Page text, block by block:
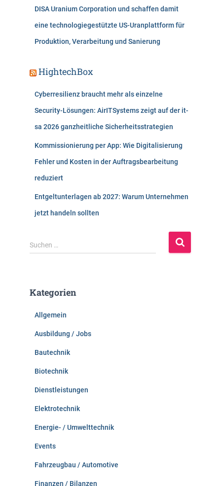
DISA Uranium Corporation und schaffen damit
eine technologiegestützte US-Uranplattform für
Produktion, Verarbeitung und Sanierung
HightechBox
Cyberresilienz braucht mehr als einzelne
Security-Lösungen: AirITSystems zeigt auf der it-
sa 2026 ganzheitliche Sicherheitsstrategien
Kommissionierung per App: Wie Digitalisierung
Fehler und Kosten in der Auftragsbearbeitung
reduziert
Entgeltunterlagen ab 2027: Warum Unternehmen
jetzt handeln sollten
S
u
n
Suchen …
Kategorien
Allgemein
Ausbildung / Jobs
Bautechnik
Biotechnik
Dienstleistungen
Elektrotechnik
Energie- / Umwelttechnik
Events
Fahrzeugbau / Automotive
Finanzen / Bilanzen